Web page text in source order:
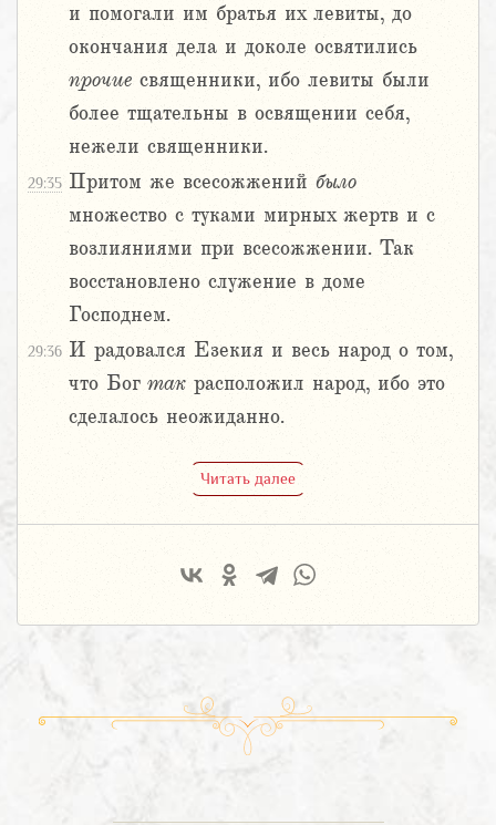
и помогали им братья их левиты, до
окончания дела и доколе освятились
прочие священники, ибо левиты были
более тщательны в освящении себя,
нежели священники.
29:35 Притом же всесожжений было
множество с туками мирных жертв и с
возлияниями при всесожжении. Так
восстановлено служение в доме
Господнем.
29:36 И радовался Езекия и весь народ о том,
что Бог так расположил народ, ибо это
сделалось неожиданно.
Читать далее